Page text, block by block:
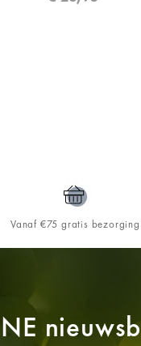
Vanaf €75 gratis bezorging